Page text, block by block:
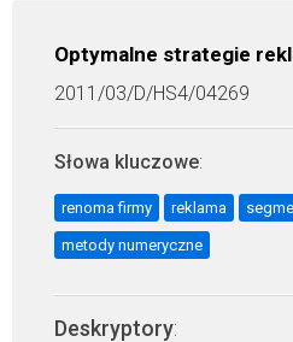
Optymalne strategie
2011/03/D/HS4/04269
Słowa kluczowe:
renoma firmy reklama
metody numeryczne
Deskryptory: